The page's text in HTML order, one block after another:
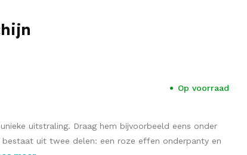
Op voorraad
uitstraling. Draag hem bijvoorbeeld eens onder
uit twee delen: een roze effen onderpanty en